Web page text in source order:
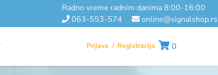
radno vreme radnim danima 8:00-16:00
063-553-574
online@signalshop.rs
Prijava / Registracija 0